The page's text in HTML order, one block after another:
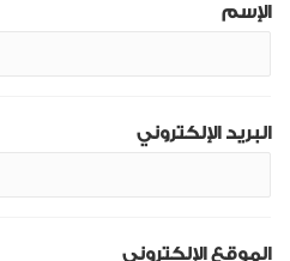
الإسم
البريد الإلكتروني
الموقع الإلكتروني